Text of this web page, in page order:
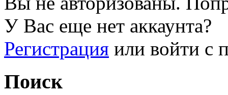
У Вас еще нет аккаунта?
Регистрация или войти с
Поиск